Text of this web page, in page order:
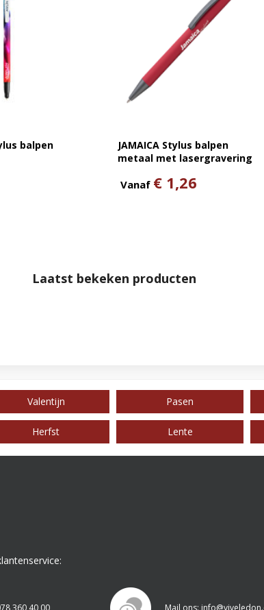
balpen
JAMAICA Stylus balpen
metaal met lasergravering
Vanaf € 1,26
Laatst bekeken producten
Valentijn Pasen
Herfst Lente